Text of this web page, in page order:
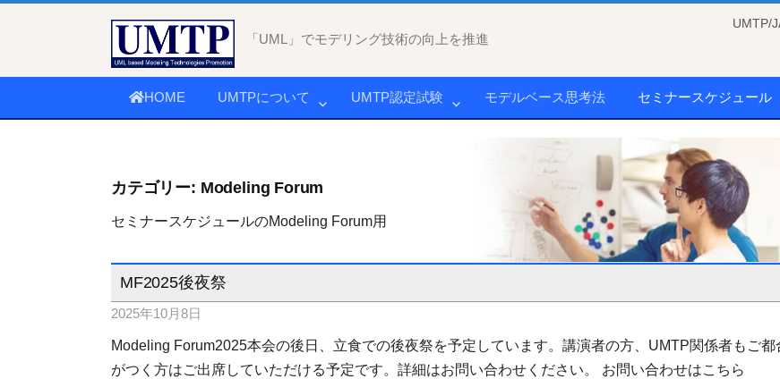
「UML」でモデリング技術の向上を推進
UMTP/
HOME UMTPについて UMTP認定試験 モデルベース思考法 セミナースケジュール
カテゴリー: Modeling Forum
セミナースケジュールのModeling Forum用
MF2025後夜祭
2025年10月8日
Modeling Forum2025本会の後日、立食での後夜祭を予定しています。講演者の方、UMTP関係者もご都
がつく方はご出席していただける予定です。詳細はお問い合わせください。 お問い合わせはこちら